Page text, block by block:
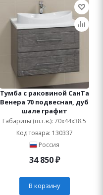
Тумба с раковиной СанТа
Венера 70 подвесная, дуб
шале графит
Габариты (ш.г.в.): 70x44x38.5
Код товара: 130337
Россия
34 850₽
В корзину